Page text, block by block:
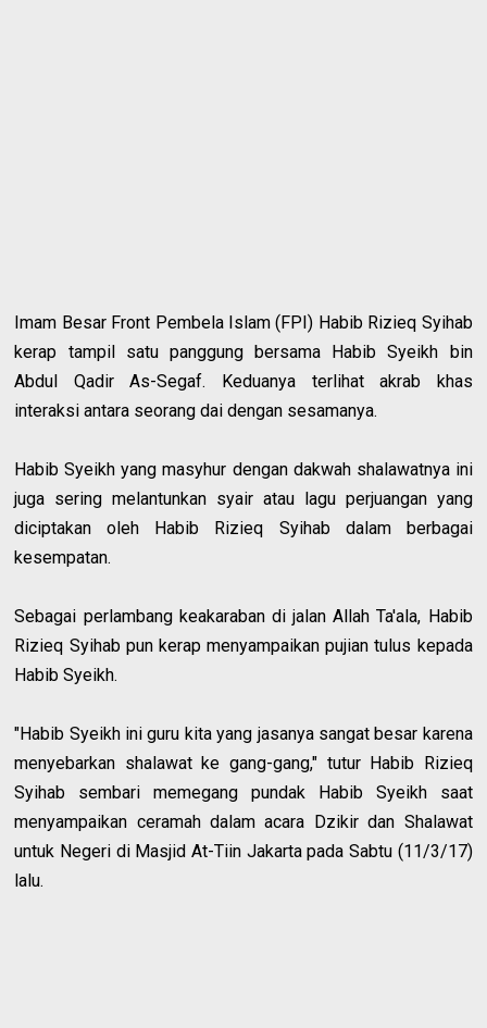
Imam Besar Front Pembela Islam (FPI) Habib Rizieq Syihab
kerap tampil satu panggung bersama Habib Syeikh bin
Abdul Qadir As-Segaf. Keduanya terlihat akrab khas
interaksi antara seorang dai dengan sesamanya.
Habib Syeikh yang masyhur dengan dakwah shalawatnya ini
juga sering melantunkan syair atau lagu perjuangan yang
diciptakan oleh Habib Rizieq Syihab dalam berbagai
kesempatan.
Sebagai perlambang keakaraban di jalan Allah Ta'ala, Habib
Rizieq Syihab pun kerap menyampaikan pujian tulus kepada
Habib Syeikh.
"Habib Syeikh ini guru kita yang jasanya sangat besar karena
menyebarkan shalawat ke gang-gang," tutur Habib Rizieq
Syihab sembari memegang pundak Habib Syeikh saat
menyampaikan ceramah dalam acara Dzikir dan Shalawat
untuk Negeri di Masjid At-Tiin Jakarta pada Sabtu (11/3/17)
lalu.